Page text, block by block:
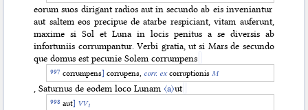
eorum suos dirigant radios aut in secundo ab eis inveniantur
aut saltem eos precipue de atarbe respiciant, vitam auferunt,
maxime si Sol et Luna in locis penitus a se diversis ab
infortuniis corrumpantur. Verbi gratia, ut si Mars de secundo
que domus est pecunie Solem corrumpens
corrumpens] corrupens, corr. excorruptionisM
, Saturnus de eodem loco Lunam〈a〉ut
aut] VV1